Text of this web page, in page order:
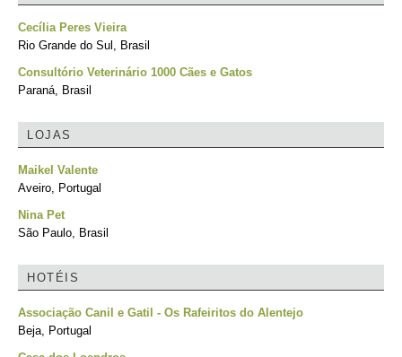
Cecília Peres Vieira
Rio Grande do Sul, Brasil
Consultório Veterinário 1000 Cães e Gatos
Paraná, Brasil
LOJAS
Maikel Valente
Aveiro, Portugal
Nina Pet
São Paulo, Brasil
HOTÉIS
Associação Canil e Gatil - Os Rafeiritos do Alentejo
Beja, Portugal